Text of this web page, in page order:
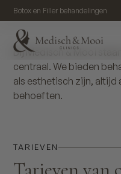
Botox en Filler behandelingen
Tarieven
Bij Medisch & Mooi
centraal. We bieden
als esthetisch zijn, altijd
behoeften.
TARIEVEN